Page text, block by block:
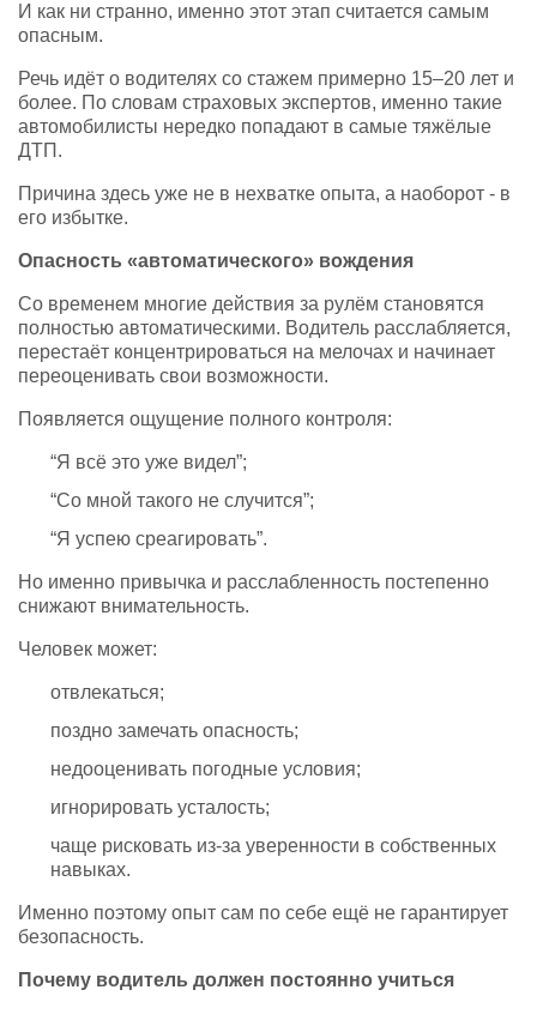
И как ни странно, именно этот этап считается самым
опасным.
Речь идёт о водителях со стажем примерно 15–20 лет и
более. По словам страховых экспертов, именно такие
автомобилисты нередко попадают в самые тяжёлые
ДТП.
Причина здесь уже не в нехватке опыта, а наоборот - в
его избытке.
Опасность «автоматического» вождения
Со временем многие действия за рулём становятся
полностью автоматическими. Водитель расслабляется,
перестаёт концентрироваться на мелочах и начинает
переоценивать свои возможности.
Появляется ощущение полного контроля:
“Я всё это уже видел”;
“Со мной такого не случится”;
“Я успею среагировать”.
Но именно привычка и расслабленность постепенно
снижают внимательность.
Человек может:
отвлекаться;
поздно замечать опасность;
недооценивать погодные условия;
игнорировать усталость;
чаще рисковать из-за уверенности в собственных
навыках.
Именно поэтому опыт сам по себе ещё не гарантирует
безопасность.
Почему водитель должен постоянно учиться